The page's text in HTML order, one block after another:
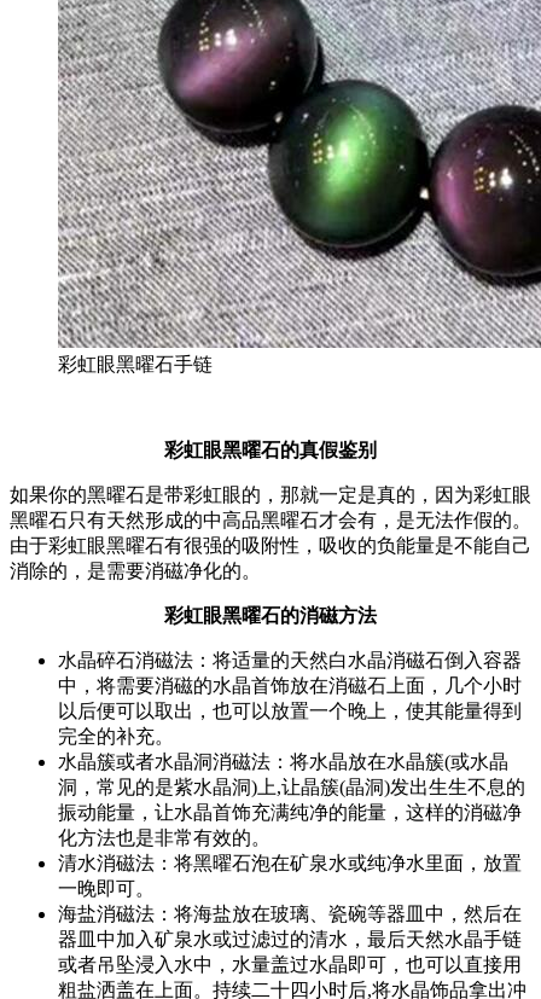
彩虹眼黑曜石手链
彩虹眼黑曜石的真假鉴别
如果你的黑曜石是带彩虹眼的，那就一定是真的，因为彩虹眼
黑曜石只有天然形成的中高品黑曜石才会有，是无法作假的。
由于彩虹眼黑曜石有很强的吸附性，吸收的负能量是不能自己
消除的，是需要消磁净化的。
彩虹眼黑曜石的消磁方法
水晶碎石消磁法：将适量的天然白水晶消磁石倒入容器
中，将需要消磁的水晶首饰放在消磁石上面，几个小时
以后便可以取出，也可以放置一个晚上，使其能量得到
完全的补充。
水晶簇或者水晶洞消磁法：将水晶放在水晶簇(或水晶
洞，常见的是紫水晶洞)上,让晶簇(晶洞)发出生生不息的
振动能量，让水晶首饰充满纯净的能量，这样的消磁净
化方法也是非常有效的。
清水消磁法：将黑曜石泡在矿泉水或纯净水里面，放置
一晚即可。
海盐消磁法：将海盐放在玻璃、瓷碗等器皿中，然后在
器皿中加入矿泉水或过滤过的清水，最后天然水晶手链
或者吊坠浸入水中，水量盖过水晶即可，也可以直接用
粗盐洒盖在上面。持续二十四小时后,将水晶饰品拿出冲